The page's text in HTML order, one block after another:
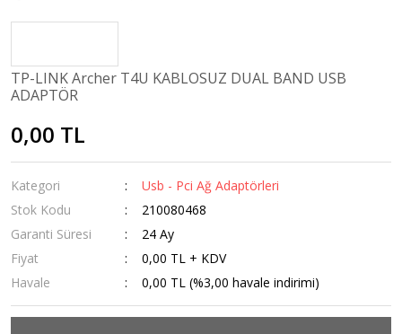
TP-LINK Archer T4U KABLOSUZ DUAL BAND USB
ADAPTÖR
0,00 TL
Kategori
Usb - Pci Ağ Adaptörleri
Stok Kodu
210080468
Garanti Süresi
24 Ay
Fiyat
0,00 TL + KDV
Havale
0,00 TL (%3,00 havale indirimi)